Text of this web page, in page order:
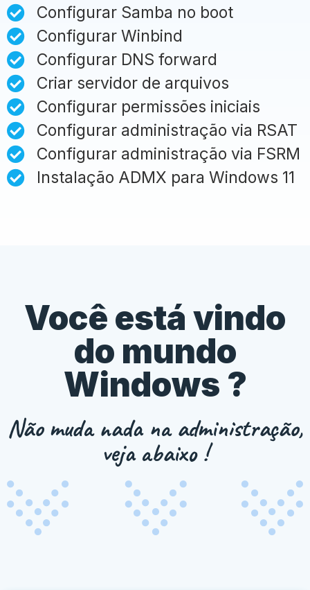
Configurar Samba no boot
Configurar Winbind
Configurar DNS forward
Criar servidor de arquivos
Configurar permissões iniciais
Configurar administração via RSAT
Configurar administração via FSRM
Instalação ADMX para Windows 11
Você está vindo
do mundo
Windows ?
Não muda nada na administração,
veja abaixo !